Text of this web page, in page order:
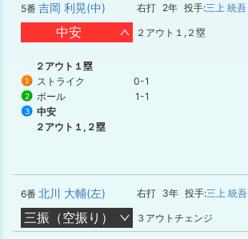
5番 吉岡 利晃(中) 右打 2年 投手:三上 統吾
中安 ２アウト１,２塁
２アウト１塁
1 ストライク 0-1
2 ボール 1-1
3
中安
２アウト１,２塁
6番 北川 大輔(左) 右打 3年 投手:三上 統吾
三振（空振り） ３アウトチェンジ